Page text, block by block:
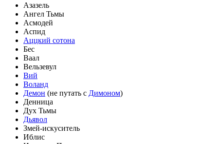
Азазель
Ангел Тьмы
Асмодей
Аспид
Аццкий сотона
Бес
Ваал
Вельзевул
Вий
Воланд
Демон (не путать с Димоном)
Денница
Дух Тьмы
Дьявол
Змей-искуситель
Иблис